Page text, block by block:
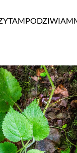
PODZIWIAM